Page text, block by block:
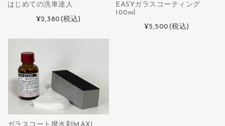
はじめての洗車達人
¥2,380 (税込)
EASYガラスコーティング
100ml
¥5,500 (税込)